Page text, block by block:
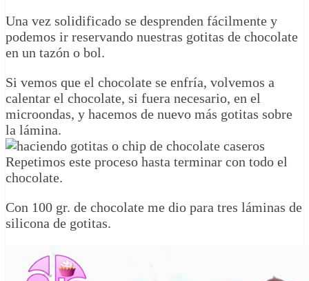
Una vez solidificado se desprenden fácilmente y
podemos ir reservando nuestras gotitas de chocolate
en un tazón o bol.
Si vemos que el chocolate se enfría, volvemos a
calentar el chocolate, si fuera necesario, en el
microondas, y hacemos de nuevo más gotitas sobre
la lámina.
Repetimos este proceso hasta terminar con todo el
chocolate.
Con 100 gr. de chocolate me dio para tres láminas de
silicona de gotitas.